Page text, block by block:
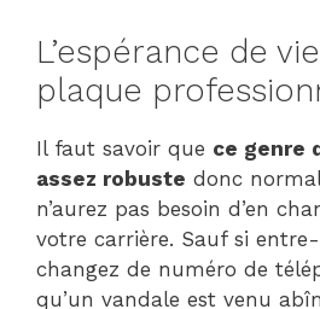
L’espérance de
plaque
Il faut savoir que ce genre
assez robuste donc
n’aurez pas besoin d’en
votre carrière. Sauf si
changez de numéro de
qu’un vandale est venu